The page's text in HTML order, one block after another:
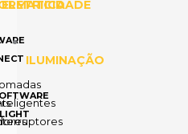
ELETRICIDADE
ILUMINAÇÃO